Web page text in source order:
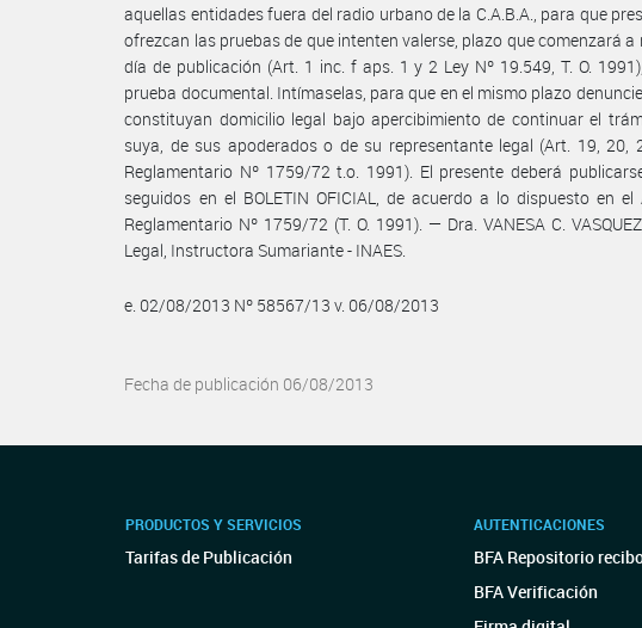
aquellas entidades fuera del radio urbano de la C.A.B.A., para que
ofrezcan las pruebas de que intenten valerse, plazo que comenzará a
día de publicación (Art. 1 inc. f aps. 1 y 2 Ley Nº 19.549, T. O.
prueba documental. Intímaselas, para que en el mismo plazo
constituyan domicilio legal bajo apercibimiento de continuar el
suya, de sus apoderados o de su representante legal (Art. 19, 20,
Reglamentario Nº 1759/72 t.o. 1991). El presente deberá
seguidos en el BOLETIN OFICIAL, de acuerdo a lo dispuesto en
Reglamentario Nº 1759/72 (T. O. 1991). — Dra. VANESA C.
Legal, Instructora Sumariante - INAES.
e. 02/08/2013 Nº 58567/13 v. 06/08/2013
Fecha de publicación 06/08/2013
PRODUCTOS Y SERVICIOS
Tarifas de Publicación
AUTENTICACIONES
BFA Repositorio
BFA Verificación